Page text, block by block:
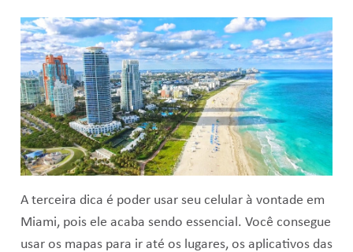
A terceira dica é poder usar seu celular à vontade em
Miami, pois ele acaba sendo essencial. Você consegue
usar os mapas para ir até os lugares, os aplicativos das